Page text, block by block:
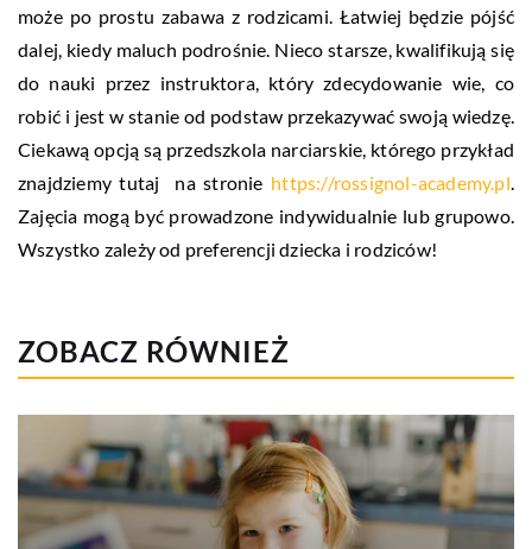
może po prostu zabawa z rodzicami. Łatwiej będzie pójść
dalej, kiedy maluch podrośnie. Nieco starsze, kwalifikują się
do nauki przez instruktora, który zdecydowanie wie, co
robić i jest w stanie od podstaw przekazywać swoją wiedzę.
Ciekawą opcją są przedszkola narciarskie, którego przykład
znajdziemy tutaj na stronie https://rossignol-academy.pl.
Zajęcia mogą być prowadzone indywidualnie lub grupowo.
Wszystko zależy od preferencji dziecka i rodziców!
ZOBACZ RÓWNIEŻ